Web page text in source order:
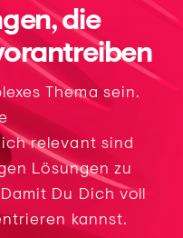
die
Thema sein.
relevant sind
Lösungen zu
Du Dich voll
kannst.